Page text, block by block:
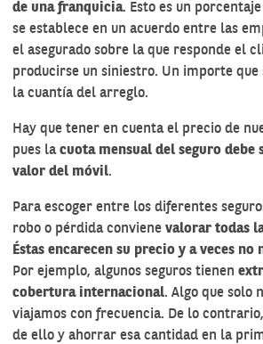
de una franquicia. Esto es un
se establece en un acuerdo entre las
el asegurado sobre la que responde el
producirse un siniestro. Un importe
la cuantía del arreglo.
Hay que tener en cuenta el precio de
pues lacuota mensual del seguro
valor del móvil.
Para escoger entre los diferentes
robo o pérdida conviene valorar todas
Éstas encarecen su precio y a veces no
Por ejemplo, algunos seguros tienen
cobertura internacional. Algo que solo
viajamos con frecuencia. De lo
de ello y ahorrar esa cantidad en la